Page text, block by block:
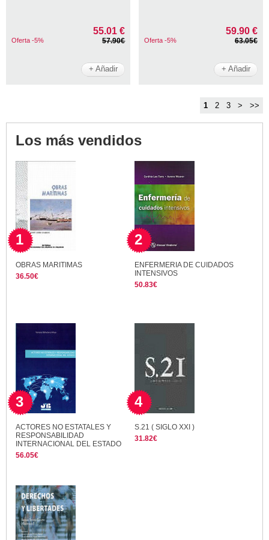
55.01 €
Oferta -5% 57.90€
+ Añadir
59.90 €
Oferta -5% 63.05€
+ Añadir
1 2 3 > >>
Los más vendidos
1
OBRAS MARITIMAS
36.50€
2
ENFERMERIA DE CUIDADOS
INTENSIVOS
50.83€
3
ACTORES NO ESTATALES Y
RESPONSABILIDAD
INTERNACIONAL DEL ESTADO
56.05€
4
S.21 ( SIGLO XXI )
31.82€